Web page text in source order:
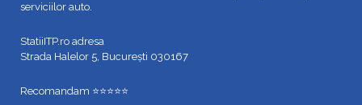
serviciilor auto.
StatiiITP.ro adresa
Strada Halelor 5, București 030167
Recomandam ⭐⭐⭐⭐⭐